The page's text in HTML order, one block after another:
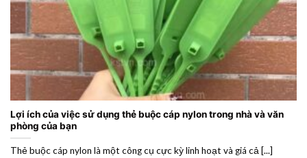
Lợi ích của việc sử dụng thẻ buộc cáp nylon trong nhà và văn
phòng của bạn
Thẻ buộc cáp nylon là một công cụ cực kỳ linh hoạt và giá cả [...]